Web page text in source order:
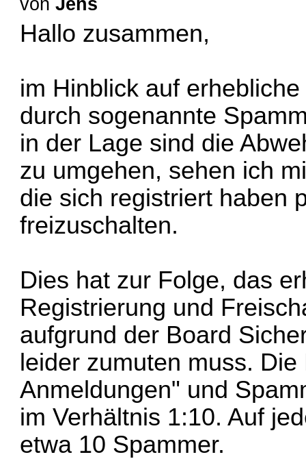
Hallo zusammen,
im Hinblick auf
durch sogenannte
in der Lage sind die
zu umgehen, sehen ich
die sich registriert haben
freizuschalten.
Dies hat zur Folge, das
Registrierung und
aufgrund der Board
leider zumuten muss.
Anmeldungen" und
im Verhältnis 1:10. Auf
etwa 10 Spammer.